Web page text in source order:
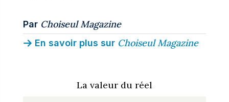
Par Choiseul Magazine
En savoir plus sur Choiseul Magazine
La valeur du réel